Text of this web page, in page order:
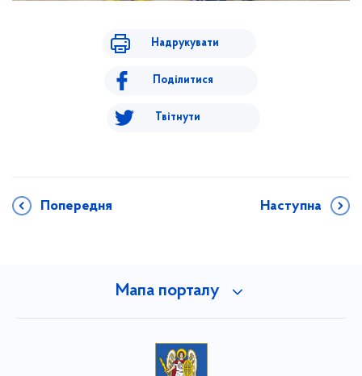
Надрукувати
Поділитися
Твітнути
Попередня Наступна
Мапа порталу